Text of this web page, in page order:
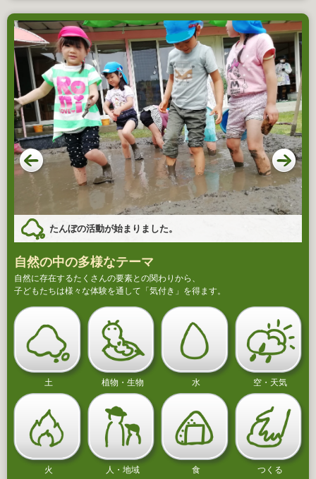
たんぼの活動が始まりました。
自然の中の多様なテーマ
自然に存在するたくさんの要素との関わりから、
子どもたちは様々な体験を通して「気付き」を得ます。
土 植物・生物 水 空・天気
火 人・地域 食 つくる